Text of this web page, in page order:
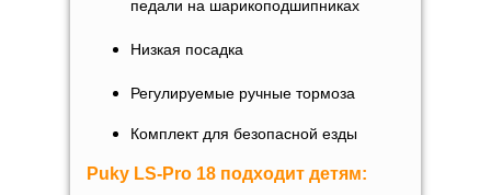
педали на шарикоподшипниках
Низкая посадка
Регулируемые ручные тормоза
Комплект для безопасной езды
Puky LS-Pro 18 подходит детям: